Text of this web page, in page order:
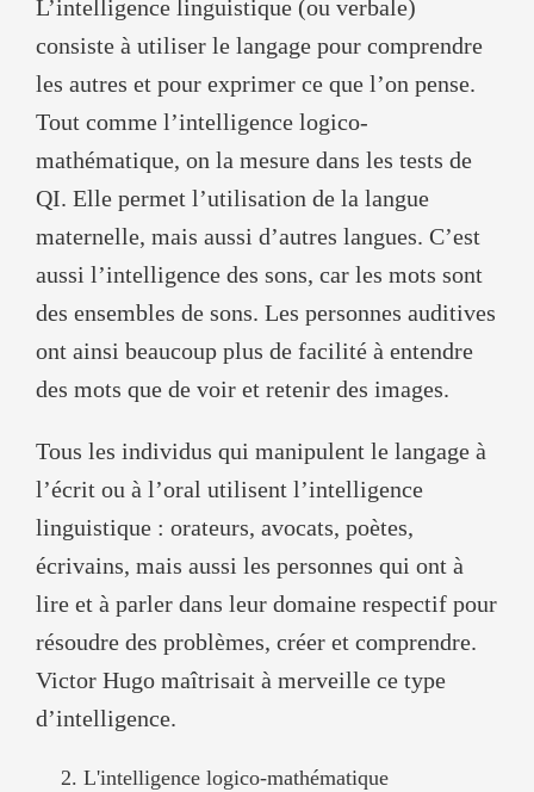
L’intelligence linguistique (ou verbale)
consiste à utiliser le langage pour comprendre
les autres et pour exprimer ce que l’on pense.
Tout comme l’intelligence logico-
mathématique, on la mesure dans les tests de
QI. Elle permet l’utilisation de la langue
maternelle, mais aussi d’autres langues. C’est
aussi l’intelligence des sons, car les mots sont
des ensembles de sons. Les personnes auditives
ont ainsi beaucoup plus de facilité à entendre
des mots que de voir et retenir des images.
Tous les individus qui manipulent le langage à
l’écrit ou à l’oral utilisent l’intelligence
linguistique : orateurs, avocats, poètes,
écrivains, mais aussi les personnes qui ont à
lire et à parler dans leur domaine respectif pour
résoudre des problèmes, créer et comprendre.
Victor Hugo maîtrisait à merveille ce type
d’intelligence.
L'intelligence logico-mathématique